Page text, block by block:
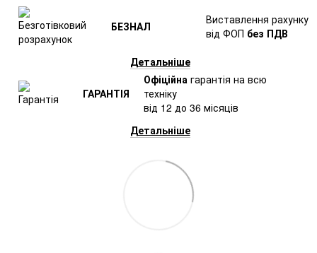
БЕЗНАЛ
Виставлення рахунку
від ФОП без ПДВ
Детальніше
ГАРАНТІЯ
Офіційна гарантія на всю
техніку
від 12 до 36 місяців
Детальніше